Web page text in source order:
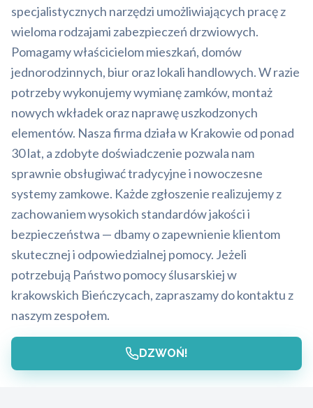
specjalistycznych narzędzi umożliwiających pracę z
wieloma rodzajami zabezpieczeń drzwiowych.
Pomagamy właścicielom mieszkań, domów
jednorodzinnych, biur oraz lokali handlowych. W razie
potrzeby wykonujemy wymianę zamków, montaż
nowych wkładek oraz naprawę uszkodzonych
elementów. Nasza firma działa w Krakowie od ponad
30 lat, a zdobyte doświadczenie pozwala nam
sprawnie obsługiwać tradycyjne i nowoczesne
systemy zamkowe. Każde zgłoszenie realizujemy z
zachowaniem wysokich standardów jakości i
bezpieczeństwa — dbamy o zapewnienie klientom
skutecznej i odpowiedzialnej pomocy. Jeżeli
potrzebują Państwo pomocy ślusarskiej w
krakowskich Bieńczycach, zapraszamy do kontaktu z
naszym zespołem.
DZWOŃ!